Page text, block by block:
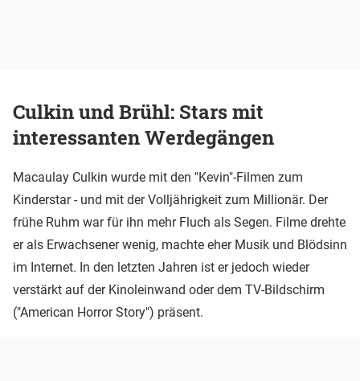
Culkin und Brühl: Stars mit
interessanten Werdegängen
Macaulay Culkin wurde mit den "Kevin"-Filmen zum
Kinderstar - und mit der Volljährigkeit zum Millionär. Der
frühe Ruhm war für ihn mehr Fluch als Segen. Filme drehte
er als Erwachsener wenig, machte eher Musik und Blödsinn
im Internet. In den letzten Jahren ist er jedoch wieder
verstärkt auf der Kinoleinwand oder dem TV-Bildschirm
("American Horror Story") präsent.